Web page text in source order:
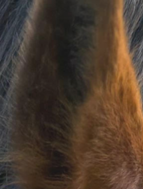
Siirry
sivun
sisältöön